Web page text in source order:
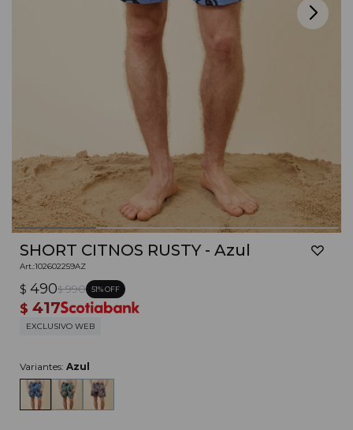
SHORT CITNOS RUSTY - Azul
102602259AZ
$ 490$ 990 51
$ 417
EXCLUSIVO WEB
Variantes: Azul